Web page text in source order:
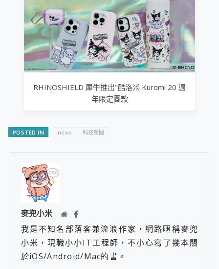
RHINOSHIELD 犀牛推出"酷洛米 Kuromi 20 週
年限定圖款
POSTED IN news 科技新聞
麥兜小米
我是不知名部落客兼流浪作家，網路暱稱麥兜
小米，現職小小IT工程師，不小心寫了幾本關
於iOS/Android/Mac的書。